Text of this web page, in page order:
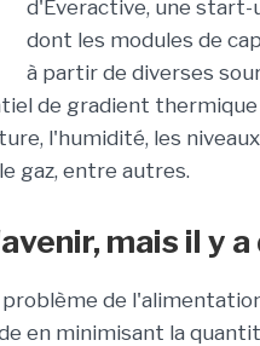
d'Everactive, une
dont les modules de
à partir de diverses
de gradient
l'humidité, les
gaz, entre autres.
mais il y
de
en minimisant la